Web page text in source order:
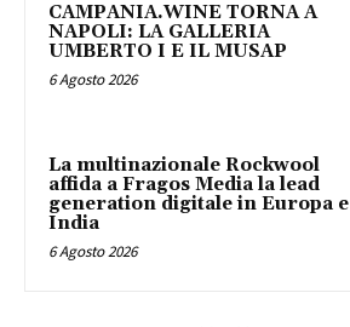
CAMPANIA.WINE TORNA A
NAPOLI: LA GALLERIA
UMBERTO I E IL MUSAP
6 Agosto 2026
La multinazionale Rockwool
affida a Fragos Media la lead
generation digitale in Europa e
India
6 Agosto 2026